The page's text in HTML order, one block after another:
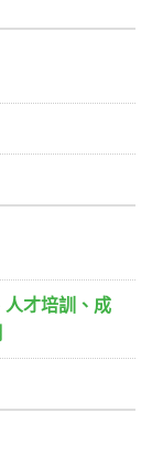
人才培訓、成